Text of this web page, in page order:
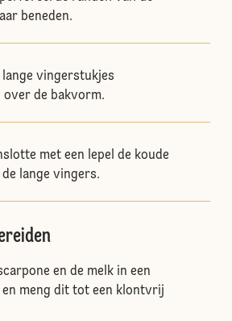
beneden.
lange vingerstukjes
over de bakvorm.
met een lepel de koude
lange vingers.
en de melk in een
en meng dit tot een klontvrij